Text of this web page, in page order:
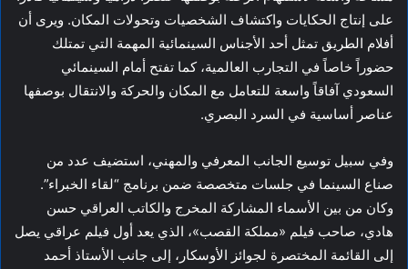
على إنتاج الحكايات واكتشاف الشخصيات وتحولات المكان. ويرى أن
أفلام الطريق تمثل أحد الأجناس السينمائية المهمة التي تمتلك
حضوراً خاصاً في التجارب العالمية، كما تفتح أمام السينمائي
السعودي آفاقاً واسعة للتعامل مع المكان والحركة والانتقال بوصفها
عناصر أساسية في السرد البصري.
وفي سبيل توسيع الجانب المعرفي والمهني، استضيف عدد من
صناع السينما في جلسات متخصصة ضمن برنامج “لقاء الخبراء”.
وكان من بين الأسماء المشاركة المخرج والكاتب العراقي حسن
هادي، صاحب فيلم «مملكة القصب»، الذي يعد أول فيلم عراقي يصل
إلى القائمة المختصرة لجوائز الأوسكار، إلى جانب الأستاذ أحمد